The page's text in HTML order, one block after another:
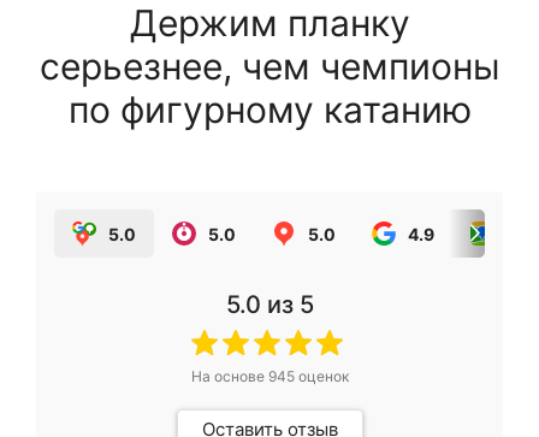
Держим планку
серьезнее, чем чемпионы
по фигурному катанию
5.0 5.0 5.0 4.9
5.0 из 5
На основе 945оценок
Оставить отзыв